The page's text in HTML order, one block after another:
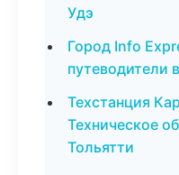
Удэ
Город Info
путеводители
Техстанция
Техническое
Тольятти